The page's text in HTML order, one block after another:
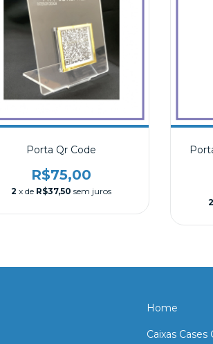
Porta Qr Code
R$75,00
2 x de R$37,50 sem juros
2
Home
Caixas Cases